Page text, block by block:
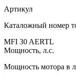
Артикул
Каталожный номер
MFI 30 AERTL
Мощность, л.с.
Мощность мотора в